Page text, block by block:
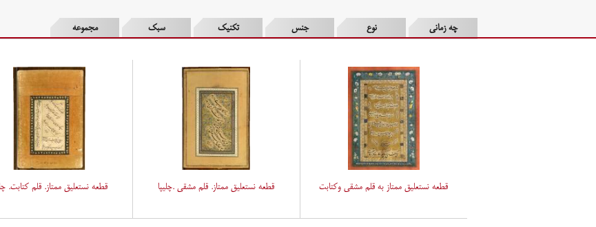
چه زمانی نوع جنس تکنیک سبک مجموعه
قطعه نستعلیق ممتاز به قلم مشقی وکتابت قطعه نستعلیق ممتاز. قلم مشقی .چلیپا قطعه نستعلیق ممتاز. قلم کتابت.